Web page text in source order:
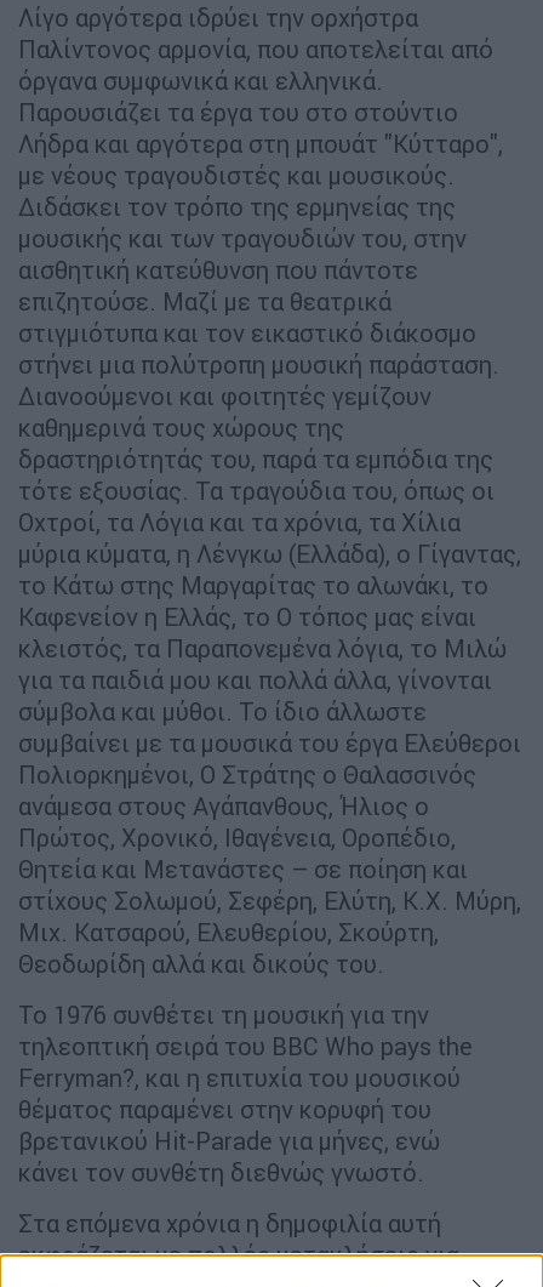
Λίγο αργότερα ιδρύει την ορχήστρα
Παλίντονος αρμονία, που αποτελείται από
όργανα συμφωνικά και ελληνικά.
Παρουσιάζει τα έργα του στο στούντιο
Λήδρα και αργότερα στη μπουάτ "Κύτταρο",
με νέους τραγουδιστές και μουσικούς.
Διδάσκει τον τρόπο της ερμηνείας της
μουσικής και των τραγουδιών του, στην
αισθητική κατεύθυνση που πάντοτε
επιζητούσε. Μαζί με τα θεατρικά
στιγμιότυπα και τον εικαστικό διάκοσμο
στήνει μια πολύτροπη μουσική παράσταση.
Διανοούμενοι και φοιτητές γεμίζουν
καθημερινά τους χώρους της
δραστηριότητάς του, παρά τα εμπόδια της
τότε εξουσίας. Τα τραγούδια του, όπως οι
Οχτροί, τα Λόγια και τα χρόνια, τα Χίλια
μύρια κύματα, η Λένγκω (Ελλάδα), ο Γίγαντας,
το Κάτω στης Μαργαρίτας το αλωνάκι, το
Καφενείον η Ελλάς, το Ο τόπος μας είναι
κλειστός, τα Παραπονεμένα λόγια, το Μιλώ
για τα παιδιά μου και πολλά άλλα, γίνονται
σύμβολα και μύθοι. Το ίδιο άλλωστε
συμβαίνει με τα μουσικά του έργα Ελεύθεροι
Πολιορκημένοι, Ο Στράτης ο Θαλασσινός
ανάμεσα στους Αγάπανθους, Ήλιος ο
Πρώτος, Χρονικό, Ιθαγένεια, Οροπέδιο,
Θητεία και Μετανάστες – σε ποίηση και
στίχους Σολωμού, Σεφέρη, Ελύτη, Κ.Χ. Μύρη,
Μιχ. Κατσαρού, Ελευθερίου, Σκούρτη,
Θεοδωρίδη αλλά και δικούς του.
Το 1976 συνθέτει τη μουσική για την
τηλεοπτική σειρά του BBC Who pays the
Ferryman?, και η επιτυχία του μουσικού
θέματος παραμένει στην κορυφή του
βρετανικού Hit-Parade για μήνες, ενώ
κάνει τον συνθέτη διεθνώς γνωστό.
Στα επόμενα χρόνια η δημοφιλία αυτή
εκφράζεται με πολλές μετακλήσεις για